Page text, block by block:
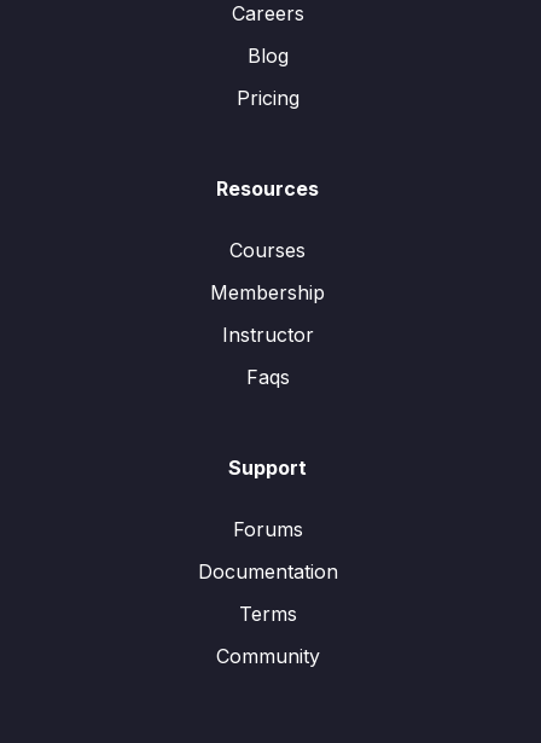
Careers
Blog
Pricing
Resources
Courses
Membership
Instructor
Faqs
Support
Forums
Documentation
Terms
Community